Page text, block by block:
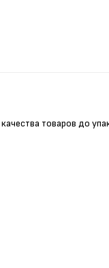
товаров до